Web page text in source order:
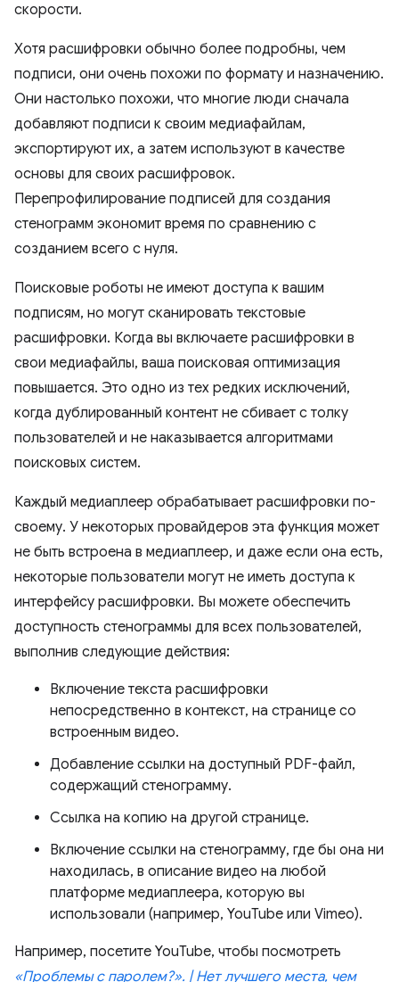
скорости.
Хотя расшифровки обычно более подробны, чем
подписи, они очень похожи по формату и назначению.
Они настолько похожи, что многие люди сначала
добавляют подписи к своим медиафайлам,
экспортируют их, а затем используют в качестве
основы для своих расшифровок.
Перепрофилирование подписей для создания
стенограмм экономит время по сравнению с
созданием всего с нуля.
Поисковые роботы не имеют доступа к вашим
подписям, но могут сканировать текстовые
расшифровки. Когда вы включаете расшифровки в
свои медиафайлы, ваша поисковая оптимизация
повышается. Это одно из тех редких исключений,
когда дублированный контент не сбивает с толку
пользователей и не наказывается алгоритмами
поисковых систем.
Каждый медиаплеер обрабатывает расшифровки по-
своему. У некоторых провайдеров эта функция может
не быть встроена в медиаплеер, и даже если она есть,
некоторые пользователи могут не иметь доступа к
интерфейсу расшифровки. Вы можете обеспечить
доступность стенограммы для всех пользователей,
выполнив следующие действия:
Включение текста расшифровки
непосредственно в контекст, на странице со
встроенным видео.
Добавление ссылки на доступный PDF-файл,
содержащий стенограмму.
Ссылка на копию на другой странице.
Включение ссылки на стенограмму, где бы она ни
находилась, в описание видео на любой
платформе медиаплеера, которую вы
использовали (например, YouTube или Vimeo).
Например, посетите YouTube, чтобы посмотреть
«Проблемы с паролем?». | Нет лучшего места, чем